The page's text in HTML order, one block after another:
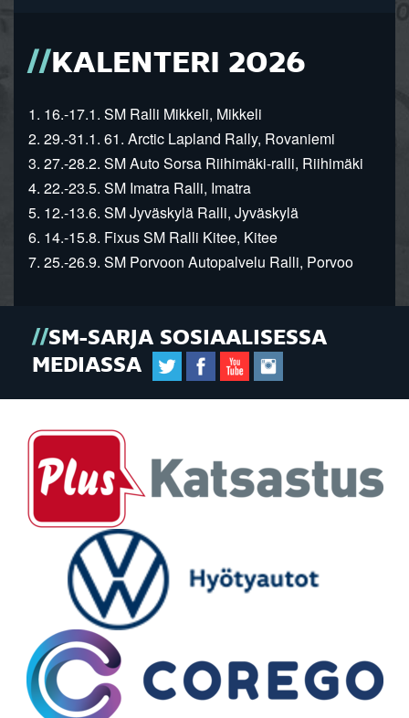
KALENTERI 2026
1. 16.-17.1. SM Ralli Mikkeli, Mikkeli
2. 29.-31.1. 61. Arctic Lapland Rally, Rovaniemi
3. 27.-28.2. SM Auto Sorsa Riihimäki-ralli, Riihimäki
4. 22.-23.5. SM Imatra Ralli, Imatra
5. 12.-13.6. SM Jyväskylä Ralli, Jyväskylä
6. 14.-15.8. Fixus SM Ralli Kitee, Kitee
7. 25.-26.9. SM Porvoon Autopalvelu Ralli, Porvoo
SM-SARJA SOSIAALISESSA
MEDIASSA